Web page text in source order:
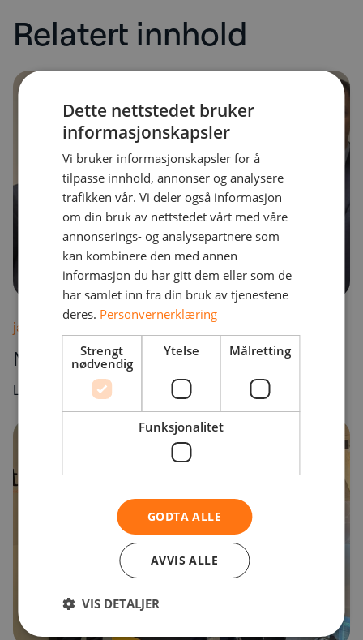
Relatert innhold
januar 7, 2026
NetNordic kjøper Itectra
Lær mer
Dette nettstedet bruker
informasjonskapsler
Vi bruker informasjonskapsler for å
tilpasse innhold, annonser og analysere
trafikken vår. Vi deler også informasjon
om din bruk av nettstedet vårt med våre
annonserings- og analysepartnere som
kan kombinere den med annen
informasjon du har gitt dem eller som de
har samlet inn fra din bruk av tjenestene
deres. Personvernerklæring
Strengt
nødvendig
Ytelse Målretting
Funksjonalitet
GODTA ALLE
AVVIS ALLE
VIS DETALJER